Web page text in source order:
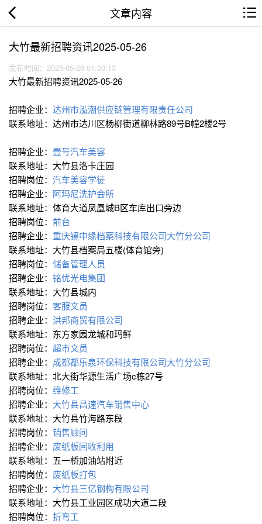
文章内容
大竹最新招聘资讯2025-05-26
发布时间：2025-05-26 01:30:13
大竹最新招聘资讯2025-05-26
招聘企业： 达州市泓潮供应链管理有限责任公司
联系地址：达州市达川区杨柳街道柳林路89号B幢2楼2号
招聘企业： 壹号汽车美容
联系地址：大竹县洛卡庄园
招聘岗位： 汽车美容学徒
招聘企业： 阿玛尼洗护会所
联系地址：体育大道凤凰城B区车库出口旁边
招聘岗位： 前台
招聘企业： 重庆镜中缘档案科技有限公司大竹分公司
联系地址：大竹县档案局五楼(体育馆旁)
招聘岗位： 储备管理人员
招聘企业： 铭优光电集团
联系地址：大竹县城内
招聘岗位： 客服文员
招聘企业： 洪邦商贸有限公司
联系地址：东方家园龙城和玛鲜
招聘岗位： 超市文员
招聘企业： 成都都乐泉环保科技有限公司大竹分公司
联系地址：北大街华源生活广场c栋27号
招聘岗位： 维修工
招聘企业： 大竹县昌速汽车销售中心
联系地址：大竹县竹海路东段
招聘岗位： 销售顾问
招聘企业： 废纸板回收利用
联系地址：五一桥加油站附近
招聘岗位： 废纸板打包
招聘企业： 大竹县三亿钢构有限公司
联系地址：大竹县工业园区成功大道二段
招聘岗位： 折弯工